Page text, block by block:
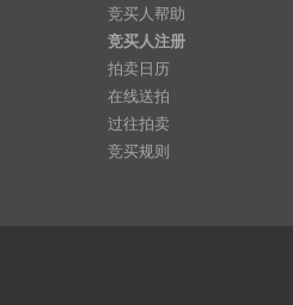
竞买人帮助
竞买人注册
拍卖日历
在线送拍
过往拍卖
竞买规则